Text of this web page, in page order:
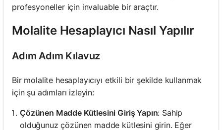
profesyoneller için invaluable bir araçtır.
Molalite Hesaplayıcı Nasıl Yapılır
Adım Adım Kılavuz
Bir molalite hesaplayıcıyı etkili bir şekilde kullanmak
için şu adımları izleyin:
Çözünen Madde Kütlesini Giriş Yapın: Sahip
olduğunuz çözünen madde kütlesini girin. Eğer